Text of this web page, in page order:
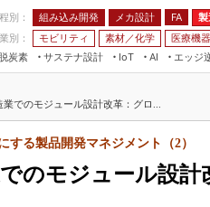
別： 組み込み開発 メカ設計 FA 製
別：
モビリティ 素材／化学 医療機器
脱炭素
サステナ設計
IoT
AI
保全
AI
エッジ
JIMTOF
展＆IoT/5Gソリューション
IIFES
つながるクルマ
VR／AR
フィールドサー
FA
モビリ
でのモジュール設計改革：グロ...
のモジュール設計
る製品開発マネジメント（2）